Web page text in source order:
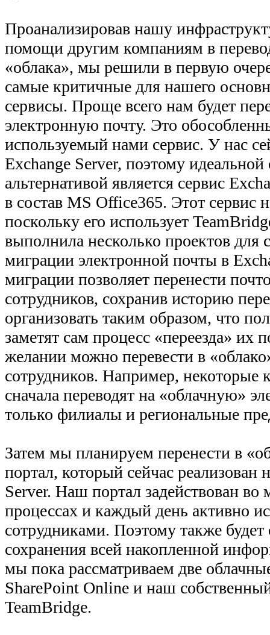
Проанализировав нашу
помощи другим компаниям в
«облака», мы решили в первую
самые критичные для нашего
сервисы. Проще всего нам будет
электронную почту. Это
используемый нами сервис. У нас
Exchange Server, поэтому идеальной
альтернативой является сервис
в состав MS Office365. Этот сервис
поскольку его использует
выполнила несколько проектов для
миграции электронной почты в
миграции позволяет перенести
сотрудников, сохранив историю
организовать таким образом, что
заметят сам процесс «переезда» их
желании можно перевести в
сотрудников. Например, некоторые
сначала переводят на «облачную»
только филиалы и региональные
Затем мы планируем перенести в
портал, который сейчас реализован
Server. Наш портал задействован во
процессах и каждый день активно
сотрудниками. Поэтому также будет
сохранения всей накопленной
мы пока рассматриваем две
SharePoint Online и наш
TeamBridge.